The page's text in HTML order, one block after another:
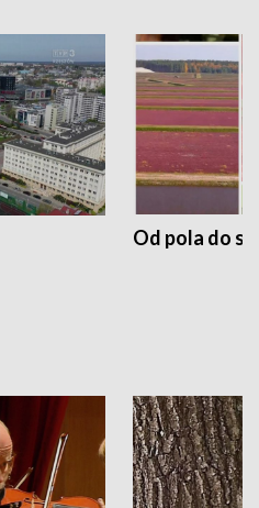
Od pola do